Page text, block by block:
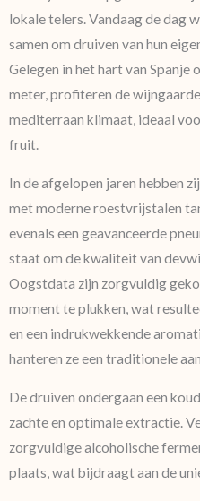
lokale telers. Vandaag de dag
samen om druiven van hun
Gelegen in het hart van Spanje
meter, profiteren de
mediterraan klimaat, ideaal
fruit.
In de afgelopen jaren hebben
met moderne roestvrijstalen
evenals een geavanceerde
staat om de kwaliteit van
Oogstdata zijn zorgvuldig
moment te plukken, wat
en een indrukwekkende
hanteren ze een traditionele
De druiven ondergaan een
zachte en optimale extractie.
zorgvuldige alcoholische
plaats, wat bijdraagt aan de